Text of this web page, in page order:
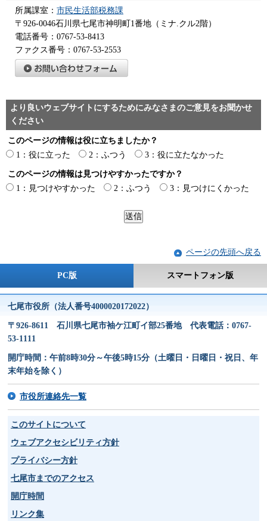
所属課室： 市民生活部税務課
〒926-0046石川県七尾市神明町1番地（ミナ.クル2階）
電話番号：0767-53-8413
ファクス番号：0767-53-2553
より良いウェブサイトにするためにみなさまのご意見をお聞かせ
ください
このページの情報は役に立ちましたか？
1：役に立った
2：ふつう 3：役に立たなかった
このページの情報は見つけやすかったですか？
1：見つけやすかった
2：ふつう 3：見つけにくかった
ページの先頭へ戻る
PC版 スマートフォン版
七尾市役所（法人番号4000020172022）
〒926-8611 石川県七尾市袖ケ江町イ部25番地 代表電話：0767-
53-1111
開庁時間：午前8時30分～午後5時15分（土曜日・日曜日・祝日、年
末年始を除く）
市役所連絡先一覧
このサイトについて
ウェブアクセシビリティ方針
プライバシー方針
七尾市までのアクセス
開庁時間
リンク集